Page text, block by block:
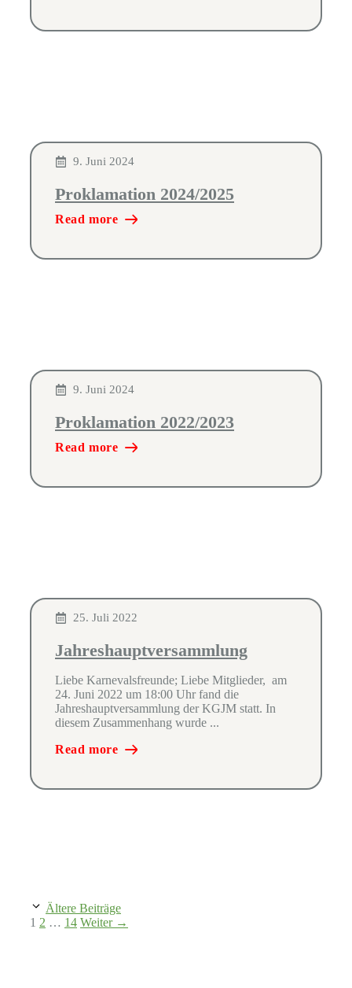
9. Juni 2024
Proklamation 2024/2025
Read more
9. Juni 2024
Proklamation 2022/2023
Read more
25. Juli 2022
Jahreshauptversammlung
Liebe Karnevalsfreunde; Liebe Mitglieder, am
24. Juni 2022 um 18:00 Uhr fand die
Jahreshauptversammlung der KGJM statt. In
diesem Zusammenhang wurde ...
Read more
Ältere Beiträge
Seite
1 Seite
2 … Seite
14 Weiter →